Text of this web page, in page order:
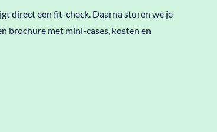
direct een fit-check. Daarna sturen we je
brochure met mini-cases, kosten en